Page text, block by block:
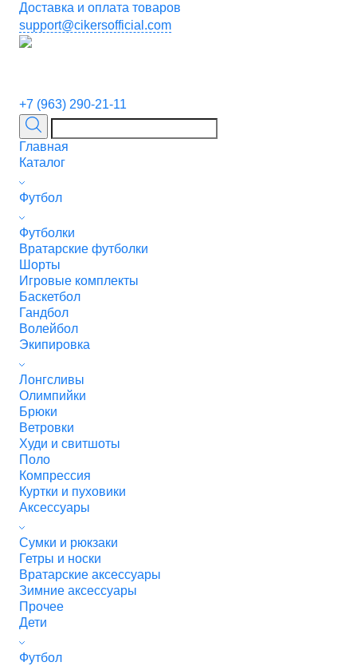
Доставка и оплата товаров
support@cikersofficial.com
+7 (963) 290-21-11
Главная
Каталог
Футбол
Футболки
Вратарские футболки
Шорты
Игровые комплекты
Баскетбол
Гандбол
Волейбол
Экипировка
Лонгсливы
Олимпийки
Брюки
Ветровки
Худи и свитшоты
Поло
Компрессия
Куртки и пуховики
Аксессуары
Сумки и рюкзаки
Гетры и носки
Вратарские аксессуары
Зимние аксессуары
Прочее
Дети
Футбол